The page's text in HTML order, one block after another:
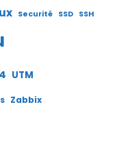
Securité SSD SSH
UTM
Zabbix